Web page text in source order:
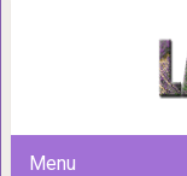
Menu